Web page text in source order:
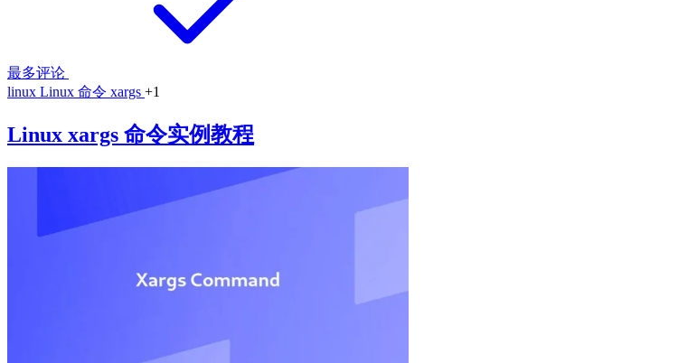
最多评论
linux Linux 命令 xargs +1
Linux xargs 命令实例教程